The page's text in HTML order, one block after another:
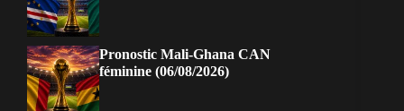
Pronostic Mali-Ghana CAN
féminine (06/08/2026)